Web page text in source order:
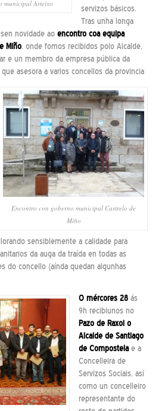
municipal Arteixo
servizos básicos.
Tras unha longa
novidade ao encontro coa equipa
Miño, onde fomos recibidos polo Alcalde,
e un membro da empresa pública da
asesora a varios concellos da provincia
Encontro con goberno municipal Castrelo de
Miño
sensiblemente a calidade para
da auga da traída en todas as
do concello (aínda quedan algunhas
O mércores 28ás
9h recibiunos no
Pazo de Raxoi o
Alcalde de Santiago
de Compostelae a
Concelleira de
Servizos Sociais, así
como un concelleiro
representante do